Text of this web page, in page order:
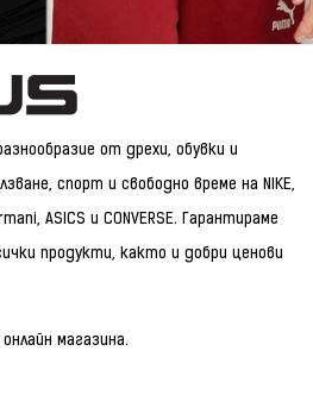
от дрехи, обувки и
спорт и свободно време на NIKE,
ASICS и CONVERSE. Гарантираме
продукти, както и добри ценови
магазина.